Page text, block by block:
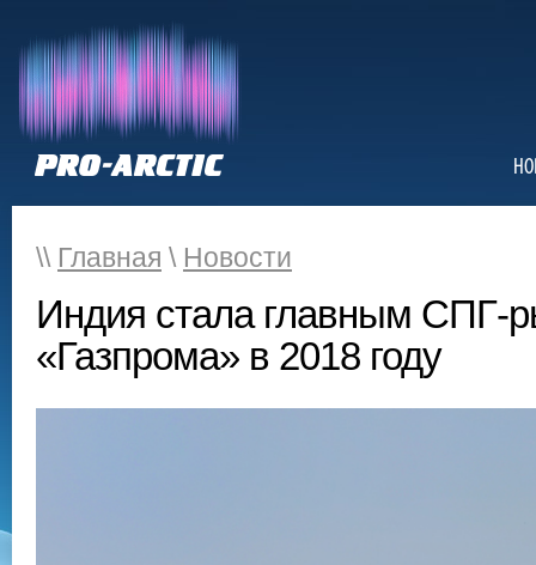
\\ Главная \ Новости
Индия стала главным СПГ-
«Газпрома» в 2018 году